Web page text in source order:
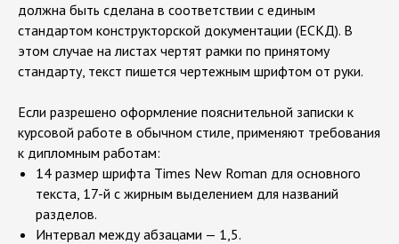
должна быть сделана в соответствии с единым
стандартом конструкторской документации (ЕСКД). В
этом случае на листах чертят рамки по принятому
стандарту, текст пишется чертежным шрифтом от руки.
Если разрешено оформление пояснительной записки к
курсовой работе в обычном стиле, применяют требования
к дипломным работам:
14 размер шрифта Times New Roman для основного
текста, 17-й с жирным выделением для названий
разделов.
Интервал между абзацами — 1,5.